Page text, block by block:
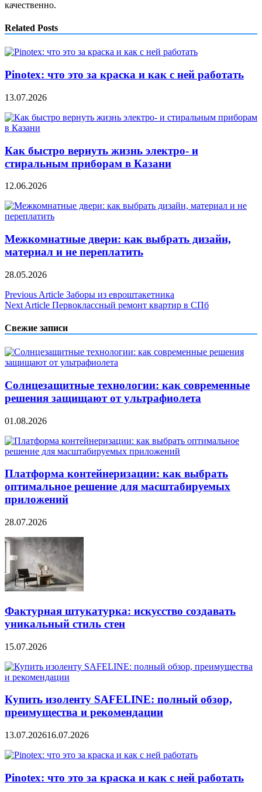
качественно.
Related Posts
Pinotex: что это за краска и как с ней работать
13.07.2026
Как быстро вернуть жизнь электро- и
стиральным приборам в Казани
12.06.2026
Межкомнатные двери: как выбрать дизайн,
материал и не переплатить
28.05.2026
Навигация
по
записям
Previous Article Заборы из евроштакетника
Next Article Первоклассный ремонт квартир в СПб
Свежие записи
Солнцезащитные технологии: как современные
решения защищают от ультрафиолета
01.08.2026
Платформа контейнеризации: как выбрать
оптимальное решение для масштабируемых
приложений
28.07.2026
Фактурная штукатурка: искусство создавать
уникальный стиль стен
15.07.2026
Купить изоленту SAFELINE: полный обзор,
преимущества и рекомендации
13.07.202616.07.2026
Pinotex: что это за краска и как с ней работать